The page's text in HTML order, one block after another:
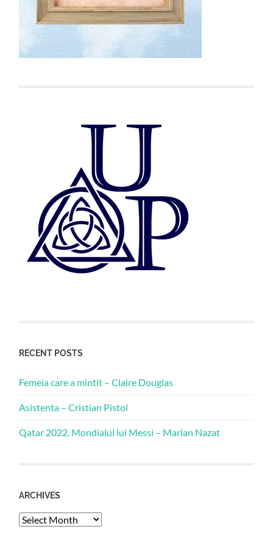
RECENT POSTS
Femeia care a mintit – Claire Douglas
Asistenta – Cristian Pistol
Qatar 2022. Mondialul lui Messi – Marian Nazat
ARCHIVES
Archives